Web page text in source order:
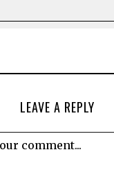
LEAVE A REPLY